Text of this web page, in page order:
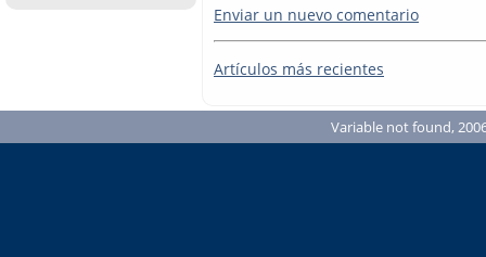
Enviar un nuevo comentario
Artículos más recientes
Variable not found,